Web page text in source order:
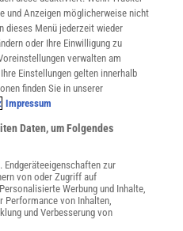
uns Menschen. Was verbirgt
Tiere? In den Grotten finden
Schätze.
und Anzeigen möglicherweise nicht
dieses Menü jederzeit wieder
oder Ihre Einwilligung zu
verwalten am
Einstellungen gelten innerhalb
finden Sie in unserer
Impressum
Daten, um Folgendes
Endgeräteeigenschaften zur
von oder Zugriff auf
Werbung und Inhalte,
Performance von Inhalten,
und Verbesserung von